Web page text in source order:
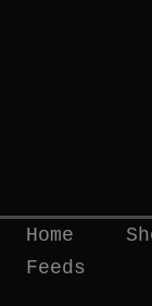
Home
Feeds